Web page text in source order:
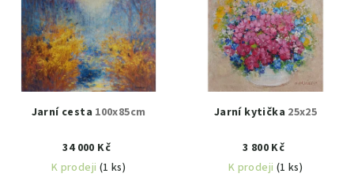
Jarní cesta 100x85cm
34 000 Kč
K prodeji (1 ks)
Jarní kytička 25x25
3 800 Kč
K prodeji (1 ks)